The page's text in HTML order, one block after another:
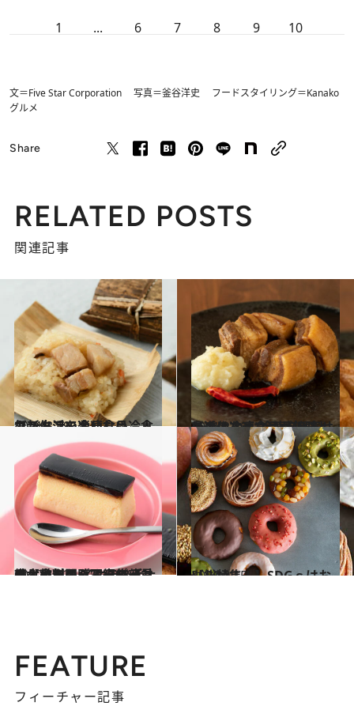
1 ... 6 7 8 9 10
文＝Five Star Corporation 写真＝釜谷洋史 フードスタイリング＝Kanako
グルメ
Share
RELATED POSTS
関連記事
2021.3.19
カンタンでおいしい冷食で新生活を楽しむ♪ 人気ストアの冷凍食品
グルメ 2021.2.20
最近の冷凍食品が美味しいのはなぜ？ お取り寄せで進化する“冷凍料理”
グルメ
2020.11.25
輸入食料品＆スーパーマーケットの イケテル手土産【カタログ写真68点】 まとめて閲覧♡編集部員も太鼓判！
グルメ 2021.2.15
【総特集！】SDGｓはおいしい
グルメ
FEATURE
フィーチャー記事